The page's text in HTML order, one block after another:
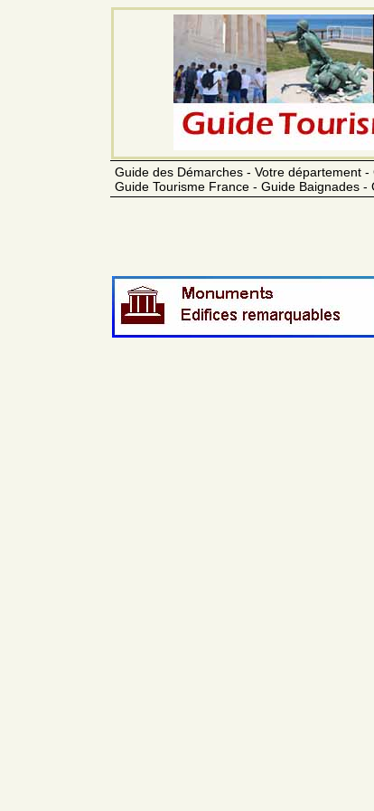
Guide des Démarches - Votre département
Guide Tourisme France - Guide Baignades